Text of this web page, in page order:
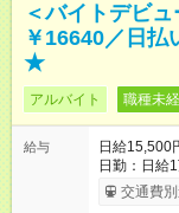
＜バイトデビ
￥16640／日
★
アルバイト 職種未
給与
日給15,500
日勤：日給
祝手当
┗規定あり ／ 経験や年齢を問わず、 頑張った方全員に支給され
交通費